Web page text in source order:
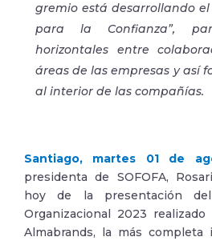
gremio está desarrollando
para la Confianza”,
horizontales entre
áreas de las empresas y así
al interior de las compañías.
Santiago, martes 01 de
presidenta de SOFOFA,
hoy de la presentación del
Organizacional 2023 realizado
Almabrands, la más completa